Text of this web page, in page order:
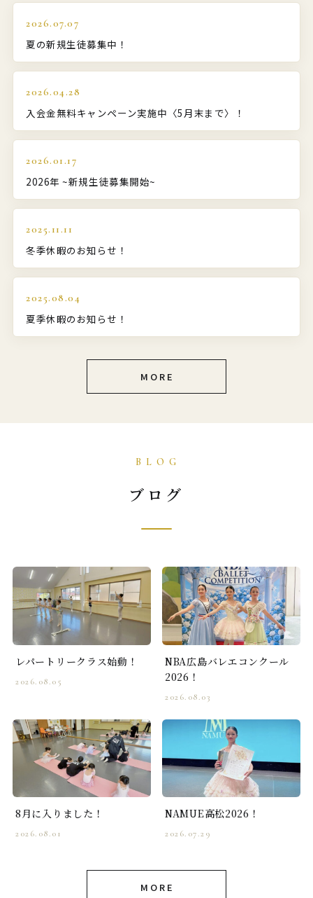
2026.07.07
夏の新規生徒募集中！
2026.04.28
入会金無料キャンペーン実施中〈5月末まで〉！
2026.01.17
2026年 ~新規生徒募集開始~
2025.11.11
冬季休暇のお知らせ！
2025.08.04
夏季休暇のお知らせ！
MORE
ブログ
レパートリークラス始動！
2026.08.05
NBA広島バレエコンクール
2026！
2026.08.03
8月に入りました！
2026.08.01
NAMUE高松2026！
2026.07.29
MORE